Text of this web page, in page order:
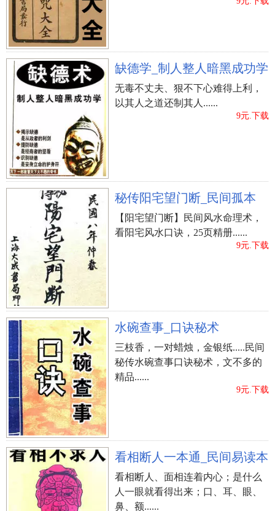
缺德学_制人整人暗黑成功学
无毒不丈夫、狠不下心难得上利，
以其人之道还制其人......
9元.下载
秘传阳宅望门断_民间孤本
【阳宅望门断】民间风水命理术，
看阳宅风水口诀，25页精册......
9元.下载
水碗查事_口诀秘术
三枝香，一对蜡烛，金银纸.....民间
秘传水碗查事口诀秘术，文不多的
精品......
9元.下载
看相断人一本通_民间易读本
看相断人、面相连着内心；是什么
人一眼就看得出来；口、耳、眼、
鼻、额......